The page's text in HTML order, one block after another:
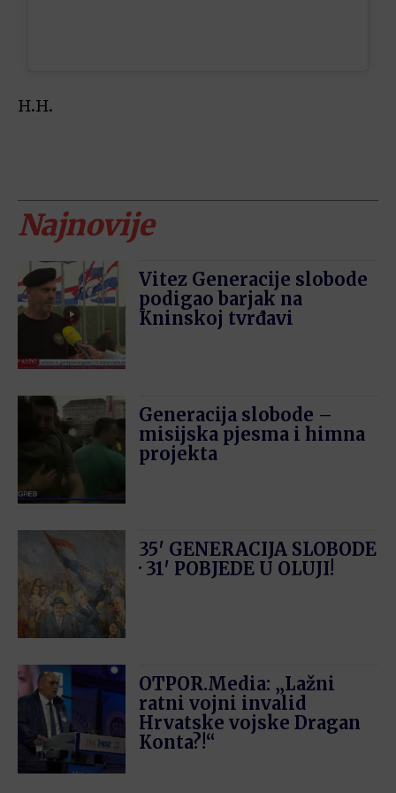
H.H.
Najnovije
Vitez Generacije slobode
podigao barjak na
Kninskoj tvrđavi
Generacija slobode –
misijska pjesma i himna
projekta
35′ GENERACIJA SLOBODE
· 31′ POBJEDE U OLUJI!
OTPOR.Media: „Lažni
ratni vojni invalid
Hrvatske vojske Dragan
Konta?!“